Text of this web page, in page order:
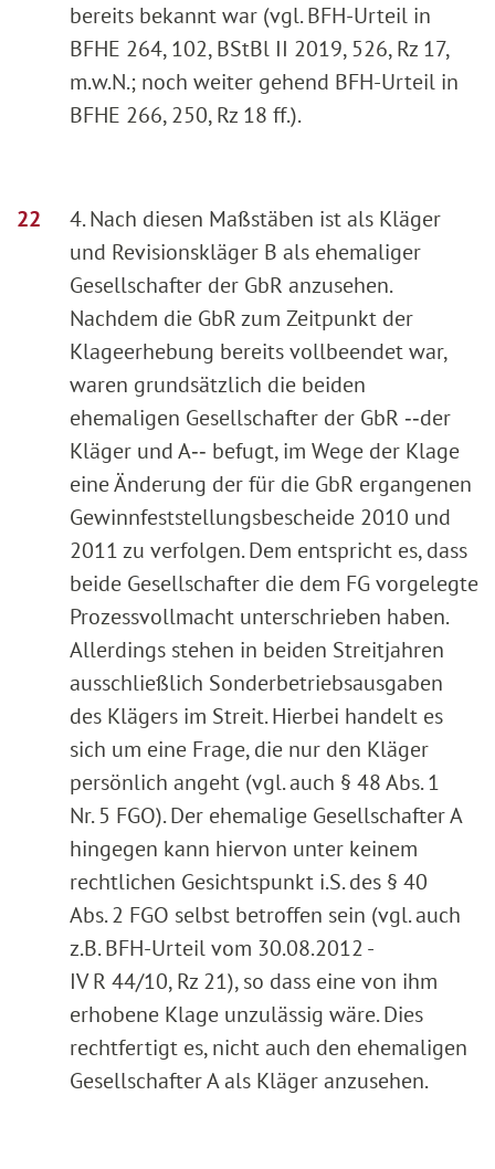
bereits bekannt war (vgl. BFH-Urteil in
BFHE 264, 102, BStBl II 2019, 526, Rz 17,
m.w.N.; noch weiter gehend BFH-Urteil in
BFHE 266, 250, Rz 18 ff.).
4. Nach diesen Maßstäben ist als Kläger
und Revisionskläger B als ehemaliger
Gesellschafter der GbR anzusehen.
Nachdem die GbR zum Zeitpunkt der
Klageerhebung bereits vollbeendet war,
waren grundsätzlich die beiden
ehemaligen Gesellschafter der GbR ‑‑der
Kläger und A‑‑ befugt, im Wege der Klage
eine Änderung der für die GbR ergangenen
Gewinnfeststellungsbescheide 2010 und
2011 zu verfolgen. Dem entspricht es, dass
beide Gesellschafter die dem FG vorgelegte
Prozessvollmacht unterschrieben haben.
Allerdings stehen in beiden Streitjahren
ausschließlich Sonderbetriebsausgaben
des Klägers im Streit. Hierbei handelt es
sich um eine Frage, die nur den Kläger
persönlich angeht (vgl. auch § 48 Abs. 1
Nr. 5 FGO). Der ehemalige Gesellschafter A
hingegen kann hiervon unter keinem
rechtlichen Gesichtspunkt i.S. des § 40
Abs. 2 FGO selbst betroffen sein (vgl. auch
z.B. BFH-Urteil vom 30.08.2012 -
IV R 44/10, Rz 21), so dass eine von ihm
erhobene Klage unzulässig wäre. Dies
rechtfertigt es, nicht auch den ehemaligen
Gesellschafter A als Kläger anzusehen.